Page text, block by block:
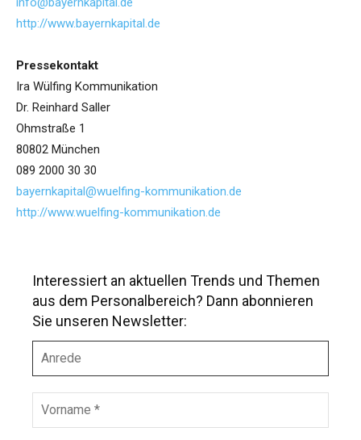
http://www.bayernkapital.de
Pressekontakt
Ira Wülfing Kommunikation
Dr. Reinhard Saller
Ohmstraße 1
80802 München
089 2000 30 30
bayernkapital@wuelfing-kommunikation.de
http://www.wuelfing-kommunikation.de
Interessiert an aktuellen Trends und Themen
aus dem Personalbereich? Dann abonnieren
Sie unseren Newsletter:
r
e
e
r